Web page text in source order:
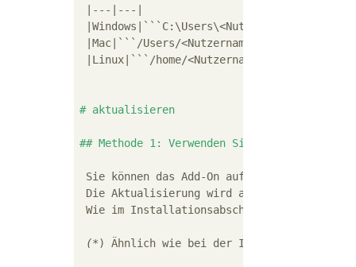
|---|---|
|Windows|
|Mac|
```/Users/<Nutzername>/Library/
|Linux|
```/home/<Nutzername>/.config/
# aktualisieren
## Methode 1: Verwenden Sie die
Sie können das Add-On auf die gleiche
Die Aktualisierung wird abgeschlossen,
Wie im Installationsabschnitt erwähnt,
(*) Ähnlich wie bei der Installation wird